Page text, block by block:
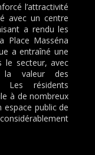
l’attractivité
avec un centre
a rendu les
Place Masséna
a entraîné une
le secteur, avec
la valeur des
Les résidents
à de nombreux
espace public de